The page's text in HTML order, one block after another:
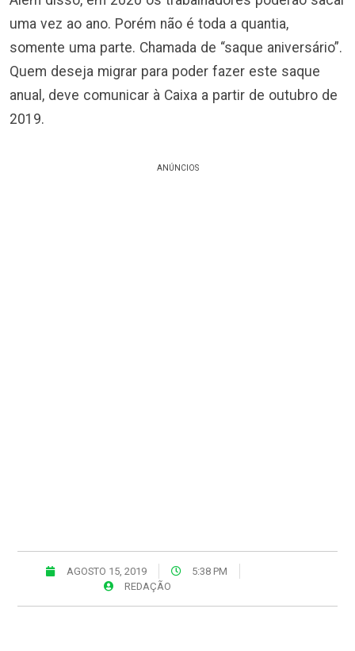
uma vez ao ano. Porém não é toda a quantia,
somente uma parte. Chamada de “saque aniversário”.
Quem deseja migrar para poder fazer este saque
anual, deve comunicar à Caixa a partir de outubro de
2019.
ANÚNCIOS
AGOSTO 15, 2019
5:38 PM
REDAÇÃO